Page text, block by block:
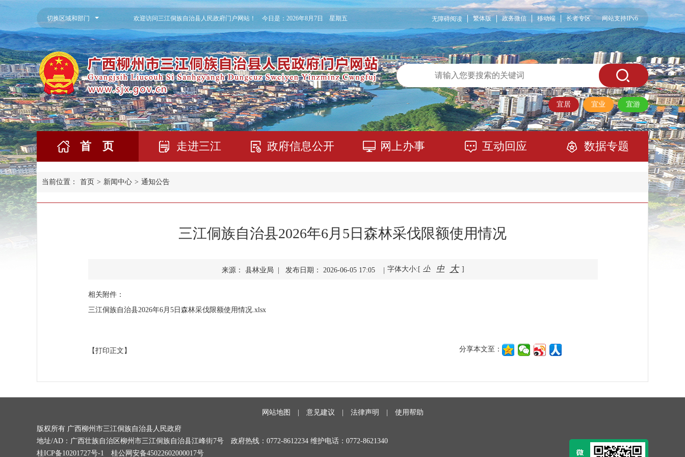
切换区域和部门 网站支持IPv6
无障碍阅读 繁体版 政务微信 移动端 长者专区
欢迎访问三江侗族自治县人民政府门户网站！ 今日是： 2026年8月7日 星期五
宜居 宜业 宜游
首 页 走进三江 政府信息公开 网上办事 互动回应 数据专题
当前位置： 首页 > 新闻中心 > 通知公告
三江侗族自治县2026年6月5日森林采伐限额使用情况
来源： 县林业局 | 发布日期： 2026-06-05 17:05 | 字体大小:[ 小 中 大 ]
相关附件：
三江侗族自治县2026年6月5日森林采伐限额使用情况.xlsx
【打印正文】 分享本文至：
网站地图 意见建议 法律声明 使用帮助
版权所有 广西柳州市三江侗族自治县人民政府
地址/AD：广西壮族自治区柳州市三江侗族自治县江峰街7号
政府热线：0772-8612234 维护电话：0772-8621340
桂ICP备10201727号-1
桂公网安备45022602000017号